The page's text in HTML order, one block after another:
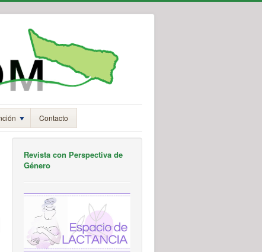
Contacto
Revista con Perspectiva de
Género